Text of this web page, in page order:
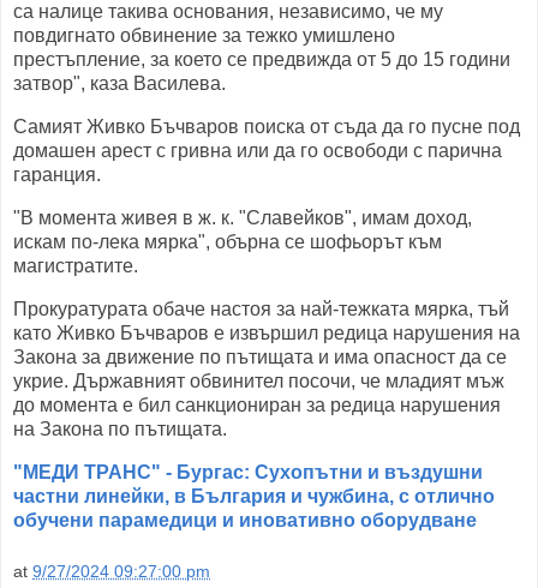
са налице такива основания, независимо, че му
повдигнато обвинение за тежко умишлено
престъпление, за което се предвижда от 5 до 15 години
затвор", каза Василева.
Самият Живко Бъчваров поиска от съда да го пусне под
домашен арест с гривна или да го освободи с парична
гаранция.
"В момента живея в ж. к. "Славейков", имам доход,
искам по-лека мярка", обърна се шофьорът към
магистратите.
Прокуратурата обаче настоя за най-тежката мярка, тъй
като Живко Бъчваров е извършил редица нарушения на
Закона за движение по пътищата и има опасност да се
укрие. Държавният обвинител посочи, че младият мъж
до момента е бил санкциониран за редица нарушения
на Закона по пътищата.
"МЕДИ ТРАНС" - Бургас: Сухопътни и въздушни
частни линейки, в България и чужбина, с отлично
обучени парамедици и иновативно оборудване
at 9/27/2024 09:27:00 pm